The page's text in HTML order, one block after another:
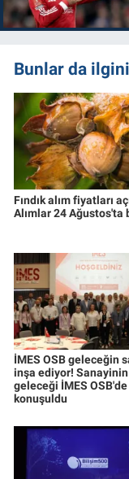
Bunlar da
Fındık alım fiyatları
Alımlar 24 Ağustos'ta
İMES OSB geleceğin
inşa ediyor! Sanayinin
geleceği İMES OSB'de
konuşuldu